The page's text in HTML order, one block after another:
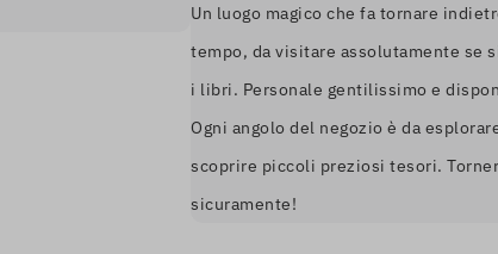
Un luogo magico che fa tornare indietro nel
tempo, da visitare assolutamente se si amano
i libri. Personale gentilissimo e disponibile.
Ogni angolo del negozio è da esplorare per
scoprire piccoli preziosi tesori. Tornerò
sicuramente!